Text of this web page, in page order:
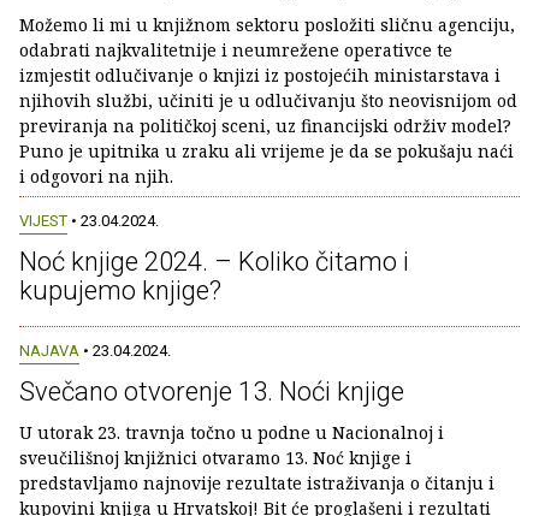
Možemo li mi u knjižnom sektoru posložiti sličnu agenciju,
odabrati najkvalitetnije i neumrežene operativce te
izmjestit odlučivanje o knjizi iz postojećih ministarstava i
njihovih službi, učiniti je u odlučivanju što neovisnijom od
previranja na političkoj sceni, uz financijski održiv model?
Puno je upitnika u zraku ali vrijeme je da se pokušaju naći
i odgovori na njih.
VIJEST • 23.04.2024.
Noć knjige 2024. – Koliko čitamo i
kupujemo knjige?
NAJAVA • 23.04.2024.
Svečano otvorenje 13. Noći knjige
U utorak 23. travnja točno u podne u Nacionalnoj i
sveučilišnoj knjižnici otvaramo 13. Noć knjige i
predstavljamo najnovije rezultate istraživanja o čitanju i
kupovini knjiga u Hrvatskoj! Bit će proglašeni i rezultati